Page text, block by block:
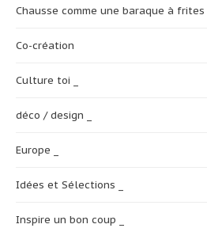
Chausse comme une baraque à frites _
Co-création
Culture toi _
déco / design _
Europe _
Idées et Sélections _
Inspire un bon coup _